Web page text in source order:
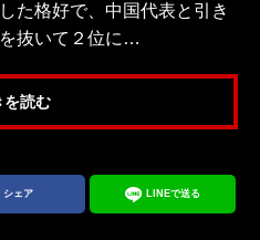
た格好で、中国代表と引き
抜いて２位に…
を読む
シェア LINEで送る